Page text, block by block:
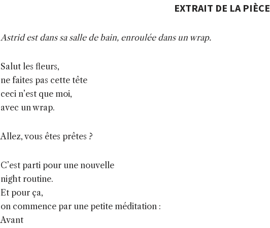
EXTRAIT DE LA PIÈCE
Astrid est dans sa salle de bain, enroulée dans un wrap.
Salut les fleurs,
ne faites pas cette tête
ceci n’est que moi,
avec un wrap.
Allez, vous êtes prêtes ?
C’est parti pour une nouvelle
night routine.
Et pour ça,
on commence par une petite méditation :
Avant